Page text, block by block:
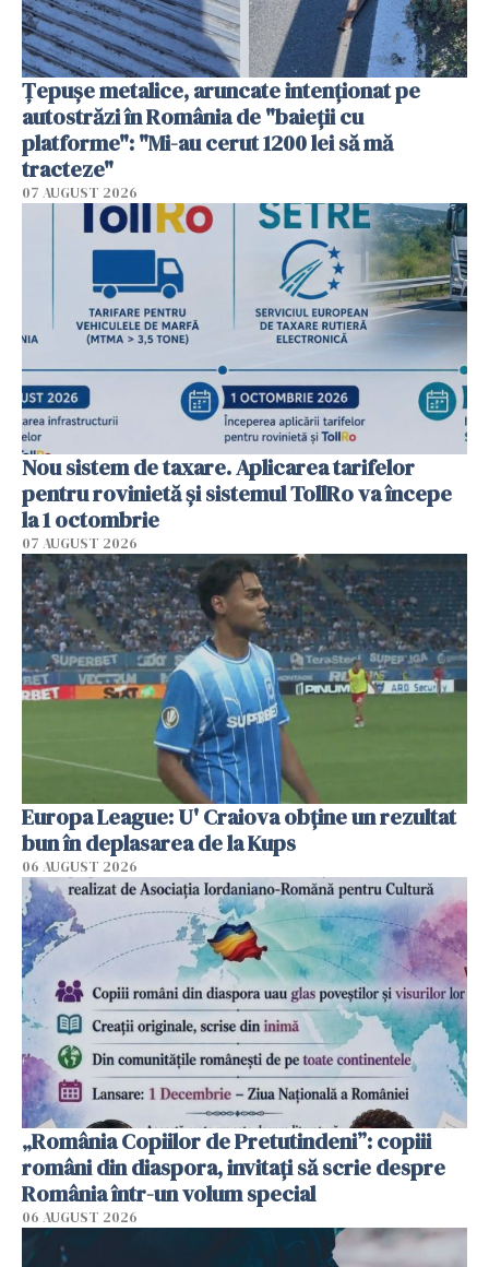
Țepușe metalice, aruncate intenționat pe
autostrăzi în România de "baieții cu
platforme": "Mi-au cerut 1200 lei să mă
tracteze"
07 AUGUST 2026
Nou sistem de taxare. Aplicarea tarifelor
pentru rovinietă şi sistemul TollRo va începe
la 1 octombrie
07 AUGUST 2026
Europa League: U' Craiova obține un rezultat
bun în deplasarea de la Kups
06 AUGUST 2026
„România Copiilor de Pretutindeni”: copiii
români din diaspora, invitați să scrie despre
România într-un volum special
06 AUGUST 2026